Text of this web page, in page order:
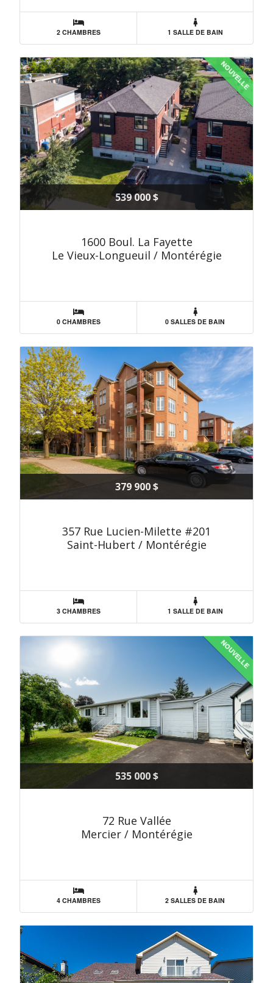
2 CHAMBRES 1 SALLE DE BAIN
NOUVELLE
539 000 $
1600 Boul. La Fayette
Le Vieux-Longueuil / Montérégie
0 CHAMBRES 0 SALLES DE BAIN
379 900 $
357 Rue Lucien-Milette #201
Saint-Hubert / Montérégie
3 CHAMBRES 1 SALLE DE BAIN
NOUVELLE
535 000 $
72 Rue Vallée
Mercier / Montérégie
4 CHAMBRES 2 SALLES DE BAIN